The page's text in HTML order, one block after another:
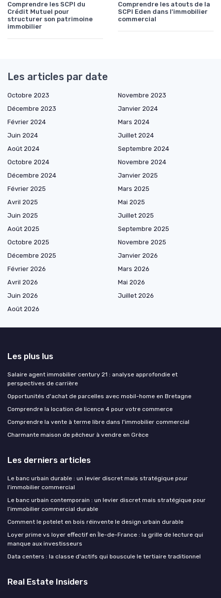
Comprendre les SCPI du
Crédit Mutuel pour
structurer son patrimoine
immobilier
Comprendre les atouts de la
SCPI Eden dans l'immobilier
commercial
Les articles par date
Octobre 2023
Novembre 2023
Décembre 2023
Janvier 2024
Février 2024
Mars 2024
Juin 2024
Juillet 2024
Août 2024
Septembre 2024
Octobre 2024
Novembre 2024
Décembre 2024
Janvier 2025
Février 2025
Mars 2025
Avril 2025
Mai 2025
Juin 2025
Juillet 2025
Août 2025
Septembre 2025
Octobre 2025
Novembre 2025
Décembre 2025
Janvier 2026
Février 2026
Mars 2026
Avril 2026
Mai 2026
Juin 2026
Juillet 2026
Août 2026
Les plus lus
Salaire agent immobilier century 21 : analyse approfondie et
perspectives de carrière
Opportunités d'achat de parcelles avec mobil-home en Bretagne
Comprendre la location de licence 4 pour votre commerce
Comprendre la vente à terme libre dans l'immobilier commercial
Charmante maison de pêcheur à vendre en Grèce
Les derniers articles
Le banc urbain durable : un levier discret mais stratégique pour
l’immobilier commercial
Le banc urbain contemporain : un levier discret mais stratégique pour
l’immobilier commercial durable
Comment le potelet en bois réinvente le design urbain durable
Loyer prime vs loyer effectif en Île-de-France : la grille de lecture qui
manque aux investisseurs
Data centers : la classe d'actifs qui bouscule le tertiaire traditionnel
Real Estate Insiders